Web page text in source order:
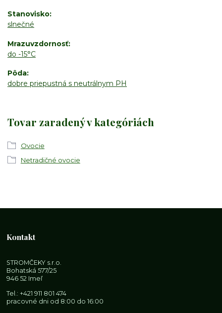
Stanovisko
slnečné
Mrazuvzdornosť
do -15°C
Pôda
dobre priepustná s neutrálnym PH
Tovar zaradený v kategóriách
Ovocie
Netradičné ovocie
Kontakt
STROMČEKY s.r.o.
Bohatská 577/25
946 52 Imeľ
Tel.:+421 911 801 474
pracovné dni od 8:00 do 16:00